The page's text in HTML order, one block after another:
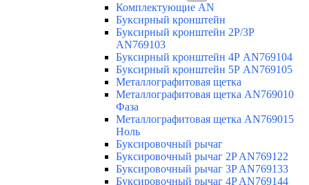
Комплектующие AN
Буксирный кронштейн
Буксирный кронштейн 2Р/3Р
AN769103
Буксирный кронштейн 4Р AN769104
Буксирный кронштейн 5Р AN769105
Металлографитовая щетка
Металлографитовая щетка AN769010
Фаза
Металлографитовая щетка AN769015
Ноль
Буксировочный рычаг
Буксировочный рычаг 2P AN769122
Буксировочный рычаг 3P AN769133
Буксировочный рычаг 4P AN769144